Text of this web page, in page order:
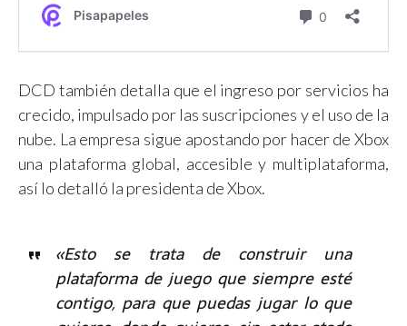
DCD también detalla que el ingreso por servicios ha
crecido, impulsado por las suscripciones y el uso de la
nube. La empresa sigue apostando por hacer de Xbox
una plataforma global, accesible y multiplataforma,
así lo detalló la presidenta de Xbox.
«Esto se trata de construir una
plataforma de juego que siempre esté
contigo, para que puedas jugar lo que